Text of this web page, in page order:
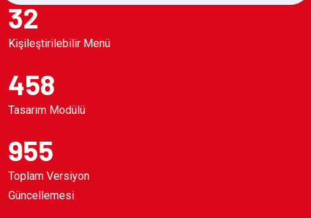
32
Kişileştirilebilir Menü
458
Tasarım Modülü
955
Toplam Versiyon
Güncellemesi